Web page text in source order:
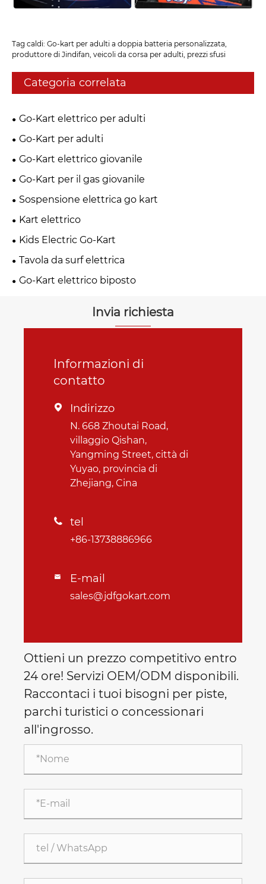
Tag caldi: Go-kart per adulti a doppia batteria personalizzata,
produttore di Jindifan, veicoli da corsa per adulti, prezzi sfusi
Categoria correlata
Go-Kart elettrico per adulti
Go-Kart per adulti
Go-Kart elettrico giovanile
Go-Kart per il gas giovanile
Sospensione elettrica go kart
Kart elettrico
Kids Electric Go-Kart
Tavola da surf elettrica
Go-Kart elettrico biposto
Invia richiesta
Informazioni di
contatto
 Indirizzo
N. 668 Zhoutai Road,
villaggio Qishan,
Yangming Street, città di
Yuyao, provincia di
Zhejiang, Cina
 tel
+86-13738886966
 E-mail
sales@jdfgokart.com
Ottieni un prezzo competitivo entro
24 ore! Servizi OEM/ODM disponibili.
Raccontaci i tuoi bisogni per piste,
parchi turistici o concessionari
all'ingrosso.